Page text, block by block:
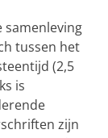
samenleving
tussen het
(2,5
is
zijn